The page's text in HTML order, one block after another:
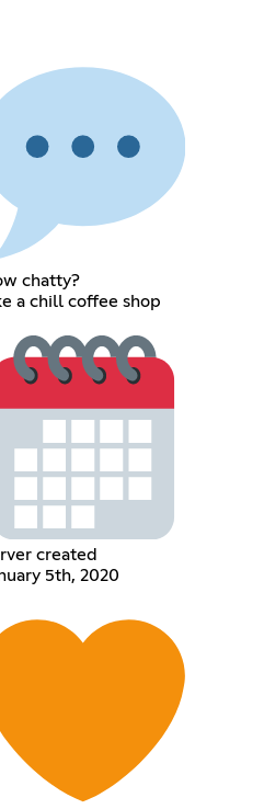
chatty?
a chill coffee shop
created
5th, 2020